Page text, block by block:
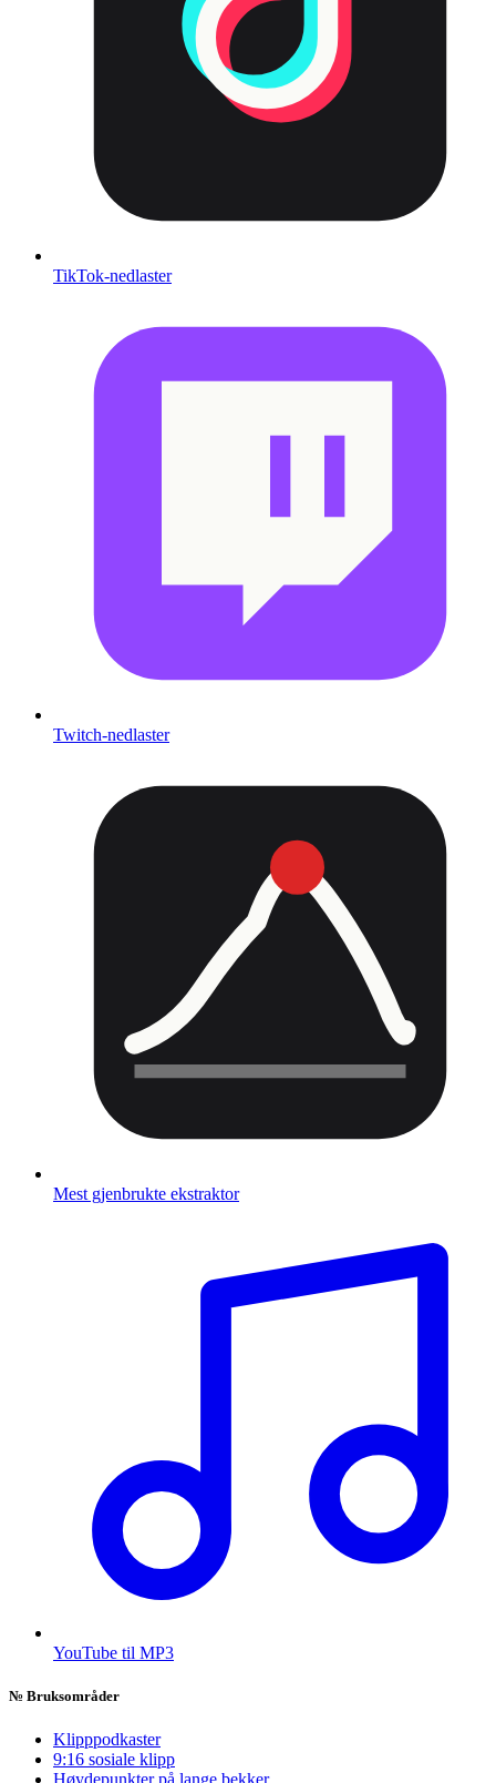
TikTok-nedlaster
Twitch-nedlaster
Mest gjenbrukte ekstraktor
YouTube til MP3
№ Bruksområder
Klipppodkaster
9:16 sosiale klipp